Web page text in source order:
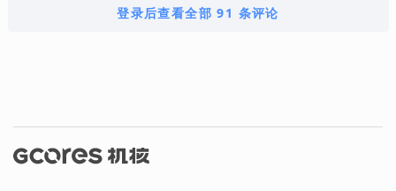
登录后查看全部 91 条评论